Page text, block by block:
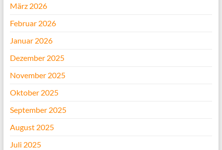
März 2026
Februar 2026
Januar 2026
Dezember 2025
November 2025
Oktober 2025
September 2025
August 2025
Juli 2025